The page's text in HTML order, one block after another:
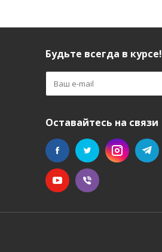
Будьте всегда в курсе!
Оставайтесь на связи